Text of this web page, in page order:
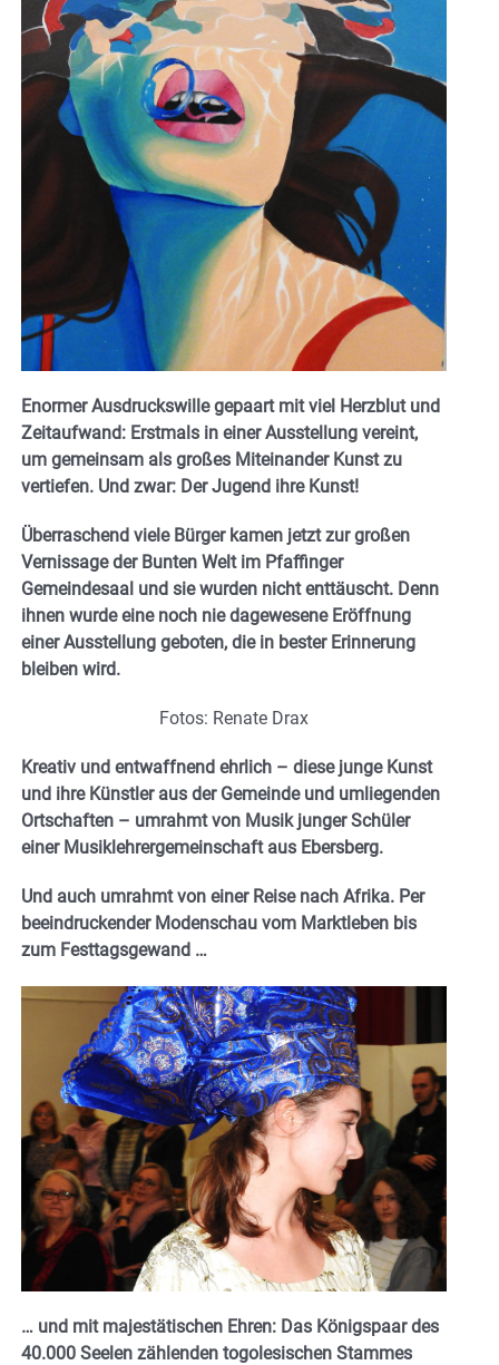
Enormer Ausdruckswille gepaart mit viel Herzblut und
Zeitaufwand: Erstmals in einer Ausstellung vereint,
um gemeinsam als großes Miteinander Kunst zu
vertiefen. Und zwar: Der Jugend ihre Kunst!
Überraschend viele Bürger kamen jetzt zur großen
Vernissage der Bunten Welt im Pfaffinger
Gemeindesaal und sie wurden nicht enttäuscht. Denn
ihnen wurde eine noch nie dagewesene Eröffnung
einer Ausstellung geboten, die in bester Erinnerung
bleiben wird.
Fotos: Renate Drax
Kreativ und entwaffnend ehrlich – diese junge Kunst
und ihre Künstler aus der Gemeinde und umliegenden
Ortschaften – umrahmt von Musik junger Schüler
einer Musiklehrergemeinschaft aus Ebersberg.
Und auch umrahmt von einer Reise nach Afrika. Per
beeindruckender Modenschau vom Marktleben bis
zum Festtagsgewand …
… und mit majestätischen Ehren: Das Königspaar des
40.000 Seelen zählenden togolesischen Stammes